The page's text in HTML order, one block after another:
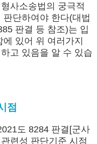
사소송법의 궁극적
단하여야 한다(대법
판결 등 참조)는 입
있어 위 여러가지
고 있음을 알 수 있습
점
도 8284 판결[군사
련성 판단기준 시점